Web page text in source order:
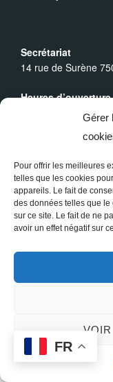
Gérer
Pour offrir les meilleures
telles que les cookies
appareils. Le fait de
des données telles que
sur ce site. Le fait de ne
avoir un effet négatif sur
Secrétariat
14 rue de Surène
Heures d’ouverture
Du lundi au
Messes
Dimanche, messe à
Copyright ©
FR